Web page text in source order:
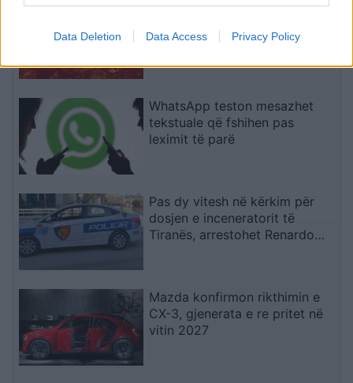
Data Deletion Data Access Privacy Policy
Teleskopi më i fuqishëm diellor
zbulon vorbullat që ndikojnë
në motin hapësinor të Tokës
WhatsApp teston mesazhet
tekstuale që fshihen pas
leximit të parë
Pas dy vitesh në kërkim për
dosjen e inceneratorit të
Tiranës, arrestohet Renardo
Mazda konfirmon rikthimin e
CX-3, gjenerata e re pritet në
vitin 2027